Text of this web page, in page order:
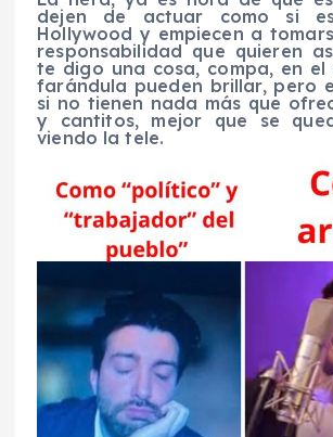
dejen de actuar como si
Hollywood y empiecen a
responsabilidad que quieren
te digo una cosa, compa, en el
farándula pueden brillar, pero
si no tienen nada más que
y cantitos, mejor que se
viendo la tele.